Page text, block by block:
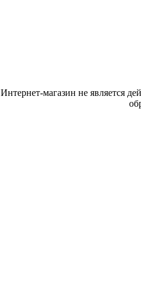
Интернет-магазин не является